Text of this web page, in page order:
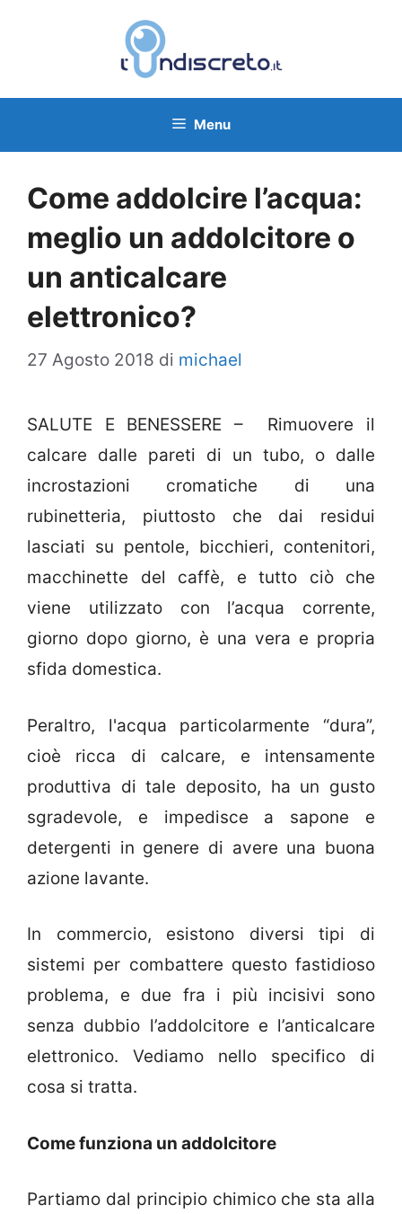
Menu
Come addolcire l’acqua:
meglio un addolcitore o
un anticalcare
elettronico?
27 Agosto 2018 di michael
SALUTE E BENESSERE – Rimuovere il
calcare dalle pareti di un tubo, o dalle
incrostazioni cromatiche di una
rubinetteria, piuttosto che dai residui
lasciati su pentole, bicchieri, contenitori,
macchinette del caffè, e tutto ciò che
viene utilizzato con l’acqua corrente,
giorno dopo giorno, è una vera e propria
sfida domestica.
Peraltro, l'acqua particolarmente “dura”,
cioè ricca di calcare, e intensamente
produttiva di tale deposito, ha un gusto
sgradevole, e impedisce a sapone e
detergenti in genere di avere una buona
azione lavante.
In commercio, esistono diversi tipi di
sistemi per combattere questo fastidioso
problema, e due fra i più incisivi sono
senza dubbio l’addolcitore e l’anticalcare
elettronico. Vediamo nello specifico di
cosa si tratta.
Come funziona un addolcitore
Partiamo dal principio chimico che sta alla